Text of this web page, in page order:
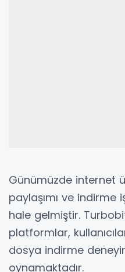
Günümüzde internet
paylaşımı ve indirme
hale gelmiştir.
platformlar,
dosya indirme
oynamaktadır.